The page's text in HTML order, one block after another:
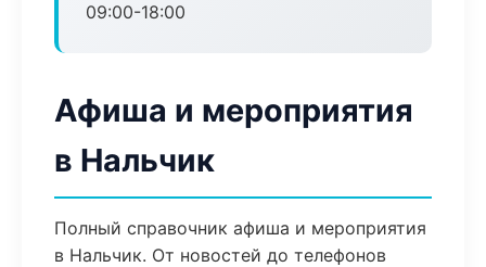
09:00-18:00
Афиша и мероприятия
в Нальчик
Полный справочник афиша и мероприятия
в Нальчик. От новостей до телефонов